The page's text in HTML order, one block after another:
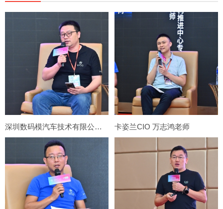
深圳数码模汽车技术有限公司 数字化总监 柯希君老师 卡姿兰CIO 万志鸿老师